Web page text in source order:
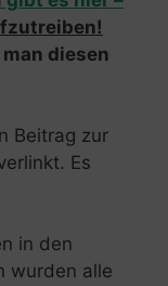
diesen
Beitrag zur
Es
in den
wurden alle